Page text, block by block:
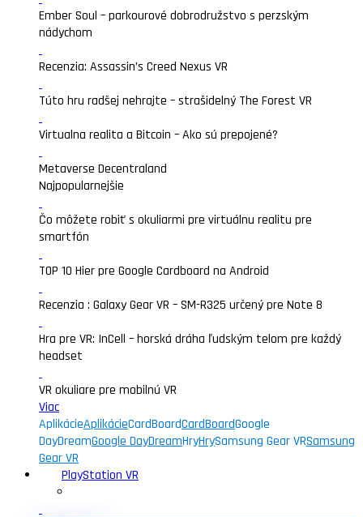
Ember Soul – parkourové dobrodružstvo s perzským
nádychom
Recenzia: Assassin’s Creed Nexus VR
Túto hru radšej nehrajte – strašidelný The Forest VR
Virtualna realita a Bitcoin – Ako sú prepojené?
Metaverse Decentraland
Najpopularnejšie
Čo môžete robiť s okuliarmi pre virtuálnu realitu pre
smartfón
TOP 10 Hier pre Google Cardboard na Android
Recenzia : Galaxy Gear VR – SM-R325 určený pre Note 8
Hra pre VR: InCell – horská dráha ľudským telom pre každý
headset
VR okuliare pre mobilnú VR
Viac
AplikácieAplikácieCardBoardCardBoardGoogle
DayDreamGoogle DayDreamHryHrySamsung Gear VRSamsung
Gear VR
PlayStation VR